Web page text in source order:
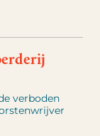
verboden